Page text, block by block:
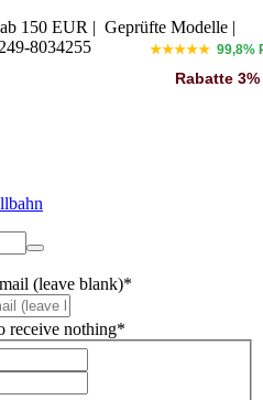
150 EUR | Geprüfte Modelle |
8034255
★★★★★ 99,8%
Rabatte 3%
(leave blank)*
receive nothing*